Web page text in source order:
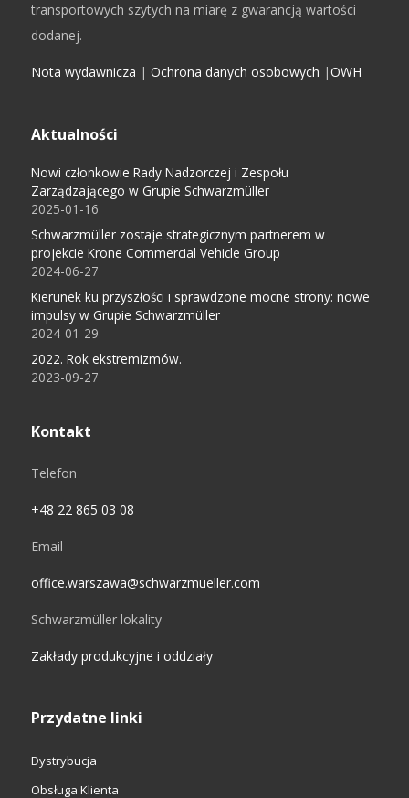
transportowych szytych na miarę z gwarancją wartości
dodanej.
Nota wydawnicza | Ochrona danych osobowych |OWH
Aktualności
Nowi członkowie Rady Nadzorczej i Zespołu
Zarządzającego w Grupie Schwarzmüller
2025-01-16
Schwarzmüller zostaje strategicznym partnerem w
projekcie Krone Commercial Vehicle Group
2024-06-27
Kierunek ku przyszłości i sprawdzone mocne strony: nowe
impulsy w Grupie Schwarzmüller
2024-01-29
2022. Rok ekstremizmów.
2023-09-27
Kontakt
Telefon
+48 22 865 03 08
Email
office.warszawa@schwarzmueller.com
Schwarzmüller lokality
Zakłady produkcyjne i oddziały
Przydatne linki
Dystrybucja
Obsługa Klienta